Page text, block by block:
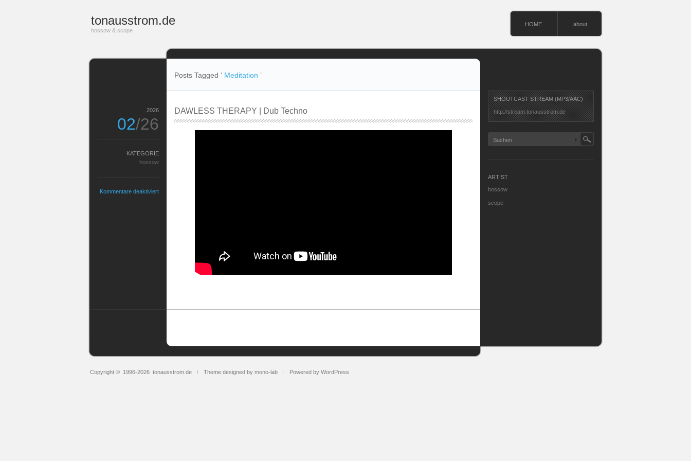
tonausstrom.de
hossow & scope
HOME about
Posts Tagged ‘ Meditation ’
DAWLESS THERAPY | Dub Techno
2026
02/26
KATEGORIE
hossow
Kommentare deaktiviertfür
SHOUTCAST STREAM (MP3/AAC)
http://stream.tonausstrom.de
ARTIST
hossow
scope
Copyright © 1996-2026 tonausstrom.de Theme designed by mono-lab Powered by WordPress